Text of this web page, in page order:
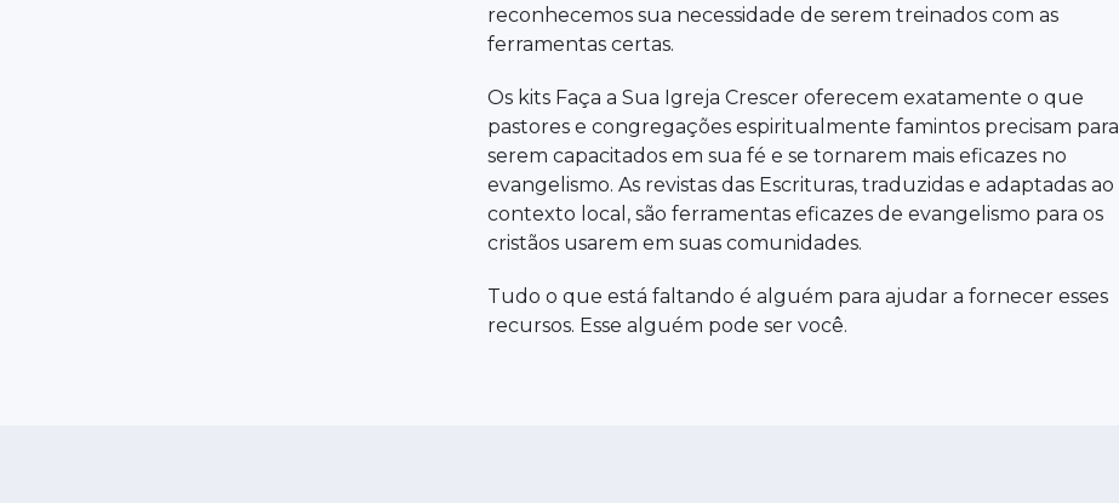
reconhecemos sua necessidade de serem treinados com as
ferramentas certas.
Os kits Faça a Sua Igreja Crescer oferecem exatamente o que
pastores e congregações espiritualmente famintos precisam para
serem capacitados em sua fé e se tornarem mais eficazes no
evangelismo. As revistas das Escrituras, traduzidas e adaptadas ao
contexto local, são ferramentas eficazes de evangelismo para os
cristãos usarem em suas comunidades.
Tudo o que está faltando é alguém para ajudar a fornecer esses
recursos. Esse alguém pode ser você.